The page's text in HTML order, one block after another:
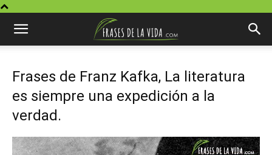
Frases de Franz Kafka, La literatura
es siempre una expedición a la
verdad.